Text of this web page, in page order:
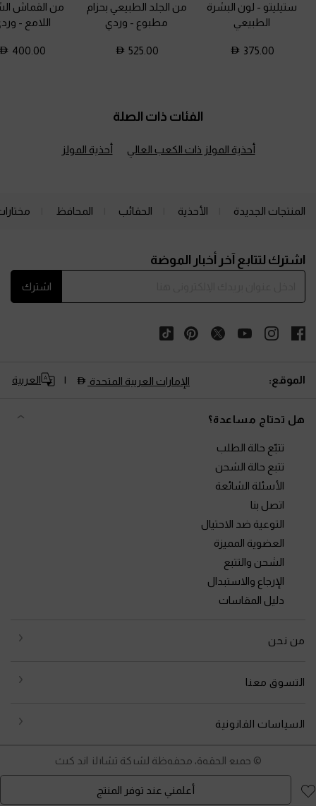
أعلمني عند توفر المنتج
ستيليتو - لون البشرة
الطبيعي
375.00
من الجلد الطبيعي بحزام
مطبوع - وردي
525.00
من القماش
اللامع -
400.00
الفئات ذات الصلة
أحذية المولز ذات الكعب العالي أحذية المولز
المنتجات الجديدة الأحذية الحقائب المحافظ
اشترك لتتابع آخر أخبار الموضة
اشترك
الموقع: الإمارات العربية المتحدة العربية
هل تحتاج مساعدة؟
تتبّع حالة الطلب
تتبع حالة الشحن
الأسئلة الشائعة
اتصل بنا
التوعية ضد الاحتيال
العضوية المميزة
الشحن والتتبع
الإرجاع والاستبدال
دليل المقاسات
من نحن
التسوق معنا
السياسات القانونية
© جميع الحقوق محفوظة لشركة تشارلز اند كيث